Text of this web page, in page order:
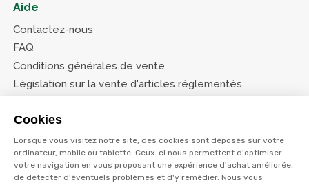
Cookies
Lorsque vous visitez notre site, des cookies sont déposés sur votre
ordinateur, mobile ou tablette. Ceux-ci nous permettent d'optimiser
votre navigation en vous proposant une expérience d'achat améliorée,
de détecter d'éventuels problèmes et d'y remédier. Nous vous
Aide
Contactez-nous
FAQ
Conditions générales de vente
Législation sur la vente d'articles réglementés
Conditions de nos offres
Suivez-nous